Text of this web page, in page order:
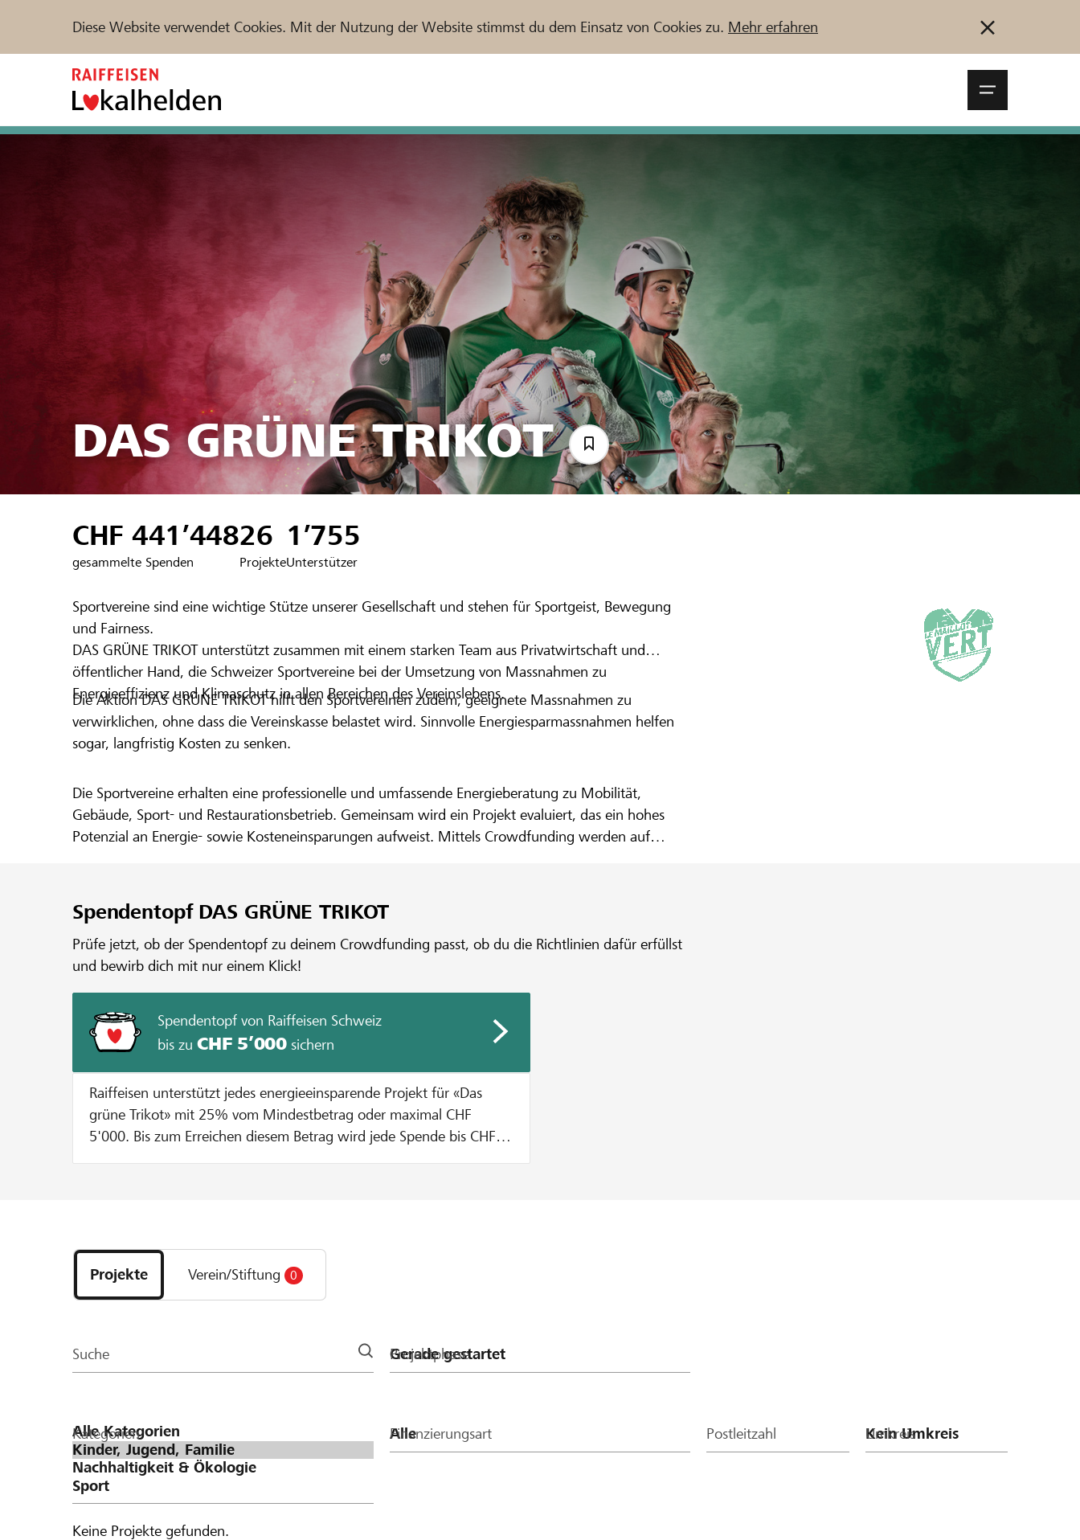
Diese Website verwendet Cookies. Mit der Nutzung der Website stimmst du dem Einsatz von Cookies zu. Mehr erfahren
DAS GRÜNE TRIKOT
CHF 441’448
gesammelte Spenden
26
Projekte
1’755
Unterstützer
Sportvereine sind eine wichtige Stütze unserer Gesellschaft und stehen für Sportgeist, Bewegung
und Fairness.
DAS GRÜNE TRIKOT unterstützt zusammen mit einem starken Team aus Privatwirtschaft und
öffentlicher Hand, die Schweizer Sportvereine bei der Umsetzung von Massnahmen zu
Energieeffizienz und Klimaschutz in allen Bereichen des Vereinslebens.
Die Aktion DAS GRÜNE TRIKOT hilft den Sportvereinen zudem, geeignete Massnahmen zu
verwirklichen, ohne dass die Vereinskasse belastet wird. Sinnvolle Energiesparmassnahmen helfen
sogar, langfristig Kosten zu senken.
Die Sportvereine erhalten eine professionelle und umfassende Energieberatung zu Mobilität,
Gebäude, Sport- und Restaurationsbetrieb. Gemeinsam wird ein Projekt evaluiert, das ein hohes
Potenzial an Energie- sowie Kosteneinsparungen aufweist. Mittels Crowdfunding werden auf
Spendentopf DAS GRÜNE TRIKOT
Prüfe jetzt, ob der Spendentopf zu deinem Crowdfunding passt, ob du die Richtlinien dafür erfüllst
und bewirb dich mit nur einem Klick!
Spendentopf von Raiffeisen Schweiz
bis zu CHF 5’000sichern
Raiffeisen unterstützt jedes energieeinsparende Projekt für «Das
grüne Trikot» mit 25% vom Mindestbetrag oder maximal CHF
5'000. Bis zum Erreichen diesem Betrag wird jede Spende bis CHF
Projekte
und
Organisationen
Projekte Verein/Stiftung 0
Suche Projektphase
Kategorien Finanzierungsart Postleitzahl Umkreis
Keine Projekte gefunden.